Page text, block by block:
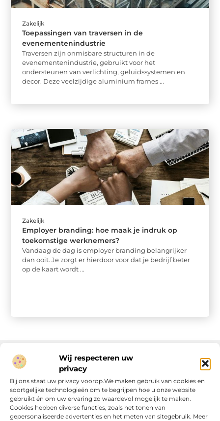
Wij respecteren uw
privacy
Bij ons staat uw privacy voorop.We maken gebruik van cookies en
soortgelijke technologieën om te begrijpen hoe u onze website
gebruikt én om uw ervaring zo waardevol mogelijk te maken.
Cookies hebben diverse functies, zoals het tonen van
gepersonaliseerde advertenties en het meten van sitegebruik. Meer
Zakelijk
Toepassingen van traversen in de
evenementenindustrie
Traversen zijn onmisbare structuren in de
evenementenindustrie, gebruikt voor het
ondersteunen van verlichting, geluidssystemen en
decor. Deze veelzijdige aluminium frames ...
Zakelijk
Employer branding: hoe maak je indruk op
toekomstige werknemers?
Vandaag de dag is employer branding belangrijker
dan ooit. Je zorgt er hierdoor voor dat je bedrijf beter
op de kaart wordt ...
Onze informatie